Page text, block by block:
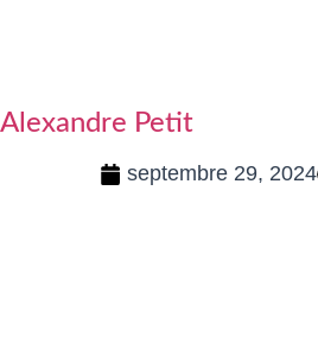
Alexandre Petit
septembre 29, 2024